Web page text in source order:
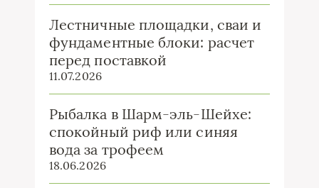
Лестничные площадки, сваи и
фундаментные блоки: расчет
перед поставкой
11.07.2026
Рыбалка в Шарм-эль-Шейхе:
спокойный риф или синяя
вода за трофеем
18.06.2026